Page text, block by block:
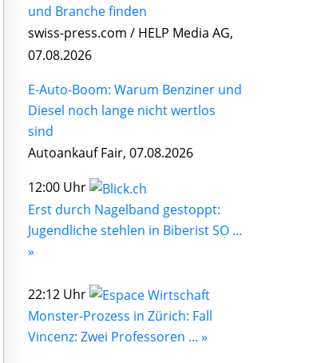
und Branche finden
swiss-press.com / HELP Media AG,
07.08.2026
E-Auto-Boom: Warum Benziner und
Diesel noch lange nicht wertlos
sind
Autoankauf Fair, 07.08.2026
12:00 Uhr
Erst durch Nagelband gestoppt:
Jugendliche stehlen in Biberist SO ...
»
22:12 Uhr
Monster-Prozess in Zürich: Fall
Vincenz: Zwei Professoren ... »